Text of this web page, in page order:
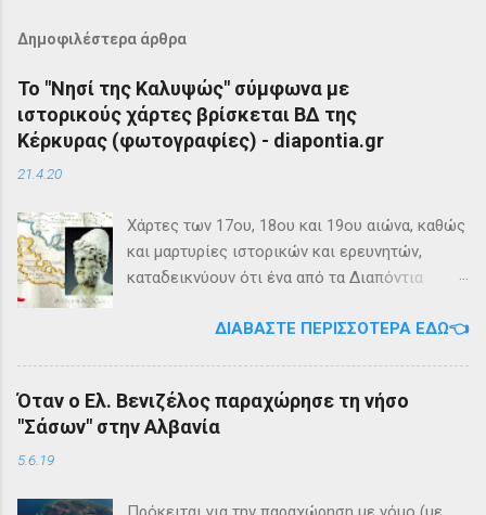
Δημοφιλέστερα άρθρα
Το "Νησί της Καλυψώς" σύμφωνα με
ιστορικούς χάρτες βρίσκεται ΒΔ της
Κέρκυρας (φωτογραφίες) - diapontia.gr
21.4.20
Χάρτες των 17ου, 18ου και 19ου αιώνα, καθώς
και μαρτυρίες ιστορικών και ερευνητών,
καταδεικνύουν ότι ένα από τα Διαπόντια
γνωστό με την ονομασία Ωγυγία ή «Νησί της
τη τοπική μυθιστορία των Διαποντίων Νήσων
που αναφέρει ότι κατά την αρχαιότητα οι
ΔΙΑΒΆΣΤΕ ΠΕΡΙΣΣΌΤΕΡΑ ΕΔΏ👈
Όταν ο Ελ. Βενιζέλος παραχώρησε τη νήσο
"Σάσων" στην Αλβανία
5.6.19